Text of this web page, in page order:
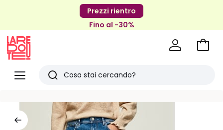
Prezzi rientro
Fino al -30%
Menu
Redoute
Ricerca
articoli
visti
Vai